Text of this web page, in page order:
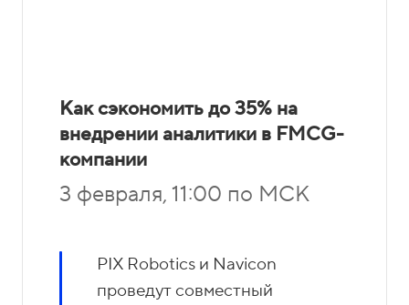
Как сэкономить до 35% на
внедрении аналитики в FMCG-
компании
3 февраля, 11:00 по МСК
PIX Robotics и Navicon
проведут совместный